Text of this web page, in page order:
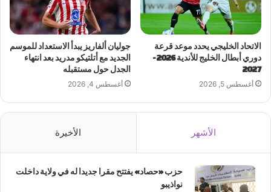
الاتحاد الخليجي يحدد موعد قرعة
دوري أبطال الخليج للأندية 2026-
2027
أغسطس 5, 2026
جوليان ألفاريز يبدأ الاستعداد للموسم
الجديد مع أتلتيكو مدريد بعد انتهاء
الجدل حول مستقبله
أغسطس 4, 2026
الأشهر الأخيرة
حزب «حصاد» يفتتح مقرا جديدا له في ولاية داخلت
نواذيبو